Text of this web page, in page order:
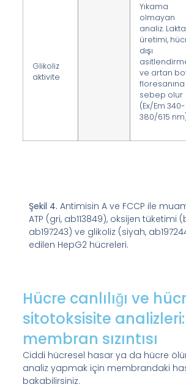
Glikoliz
aktivite
Yıkama
olmayan
analiz.
üretimi,
dışı
ve artan
floresanına
sebep olur
(Ex/Em 340-
380/615
Şekil 4. Antimisin A ve FCCP ile
ATP (gri, ab113849), oksijen tüketimi
ab197243) ve glikoliz (siyah,
edilen HepG2 hücreleri.
Hücre canlılığı ve
sitotoksisite
membran sızıntısı
Ciddi hücresel hasar ya da hücre
analiz yapmak için membrandaki
bakabilirsiniz.